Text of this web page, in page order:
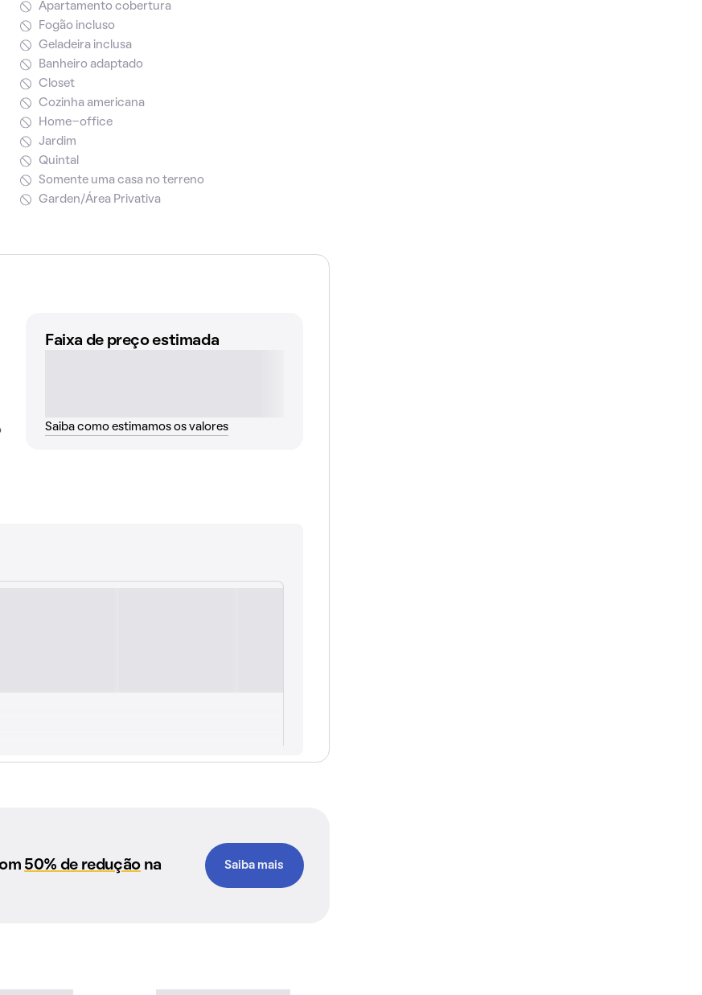
Apartamento cobertura
Fogão incluso
Geladeira inclusa
Banheiro adaptado
Closet
Cozinha americana
Home-office
Jardim
Quintal
Somente uma casa no terreno
Garden/Área Privativa
Faixa de preço estimada
Saiba como estimamos os valores
50% de reduçãona
Saiba mais